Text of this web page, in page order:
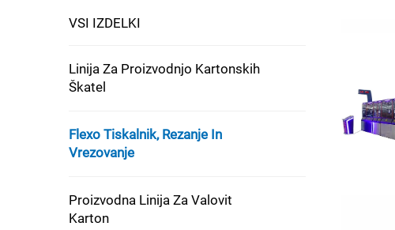
VSI IZDELKI
Linija Za Proizvodnjo Kartonskih
Škatel
Flexo Tiskalnik, Rezanje In
Vrezovanje
Proizvodna Linija Za Valovit
Karton